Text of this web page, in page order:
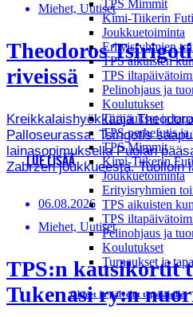
TPS Mimmit
Kimi-Tiikerin
Joukkuetoiminta
Erityisryhmien
TPS aikuisten
TPS
Pelinohjaus ja
Koulutukset
Turnaukset ja
TPS perhefutis
TPS Mimmit
Kimi-Tiikerin
Joukkuetoiminta
Erityisryhmien
TPS aikuisten
TPS
Pelinohjaus ja
Koulutukset
Turnaukset ja
Ohjeet ja palvelut tepsiläisille
Miehet, Uutiset
Theodoros
riveissä
Kreikkalaishyökkääjä
Palloseurassa. Tsirigotis
lainasopimuksella Puolan
Zabrzen joukkueesta.
LUE LISÄÄ
06.08.2026
Miehet, Uutiset
TPS:n kausikortit
Tukenasi ry:n